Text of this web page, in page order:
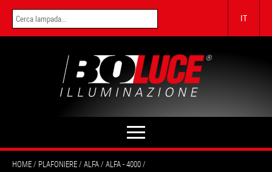
IT
HOME PLAFONIERE ALFA ALFA - 4000